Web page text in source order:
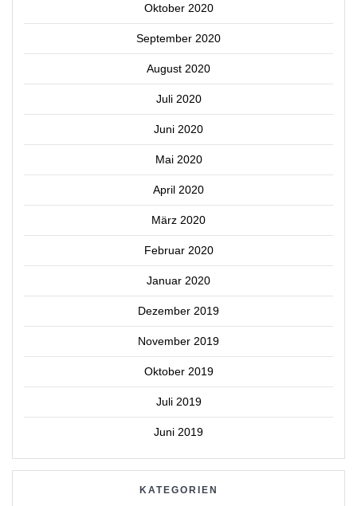
Oktober 2020
September 2020
August 2020
Juli 2020
Juni 2020
Mai 2020
April 2020
März 2020
Februar 2020
Januar 2020
Dezember 2019
November 2019
Oktober 2019
Juli 2019
Juni 2019
KATEGORIEN